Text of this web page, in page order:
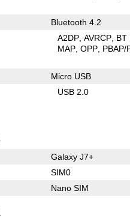
Bluetooth 4.2
A2DP AVRCP BT
MAP OPP PBAP/
Micro USB
USB 2.0
Galaxy J7+
SIM0
Nano SIM